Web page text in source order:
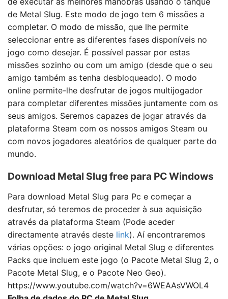
de Metal Slug. Este modo de jogo tem 6 missões a
completar. O modo de missão, que lhe permite
seleccionar entre as diferentes fases disponíveis no
jogo como desejar. É possível passar por estas
missões sozinho ou com um amigo (desde que o seu
amigo também as tenha desbloqueado). O modo
online permite-lhe desfrutar de jogos multijogador
para completar diferentes missões juntamente com os
seus amigos. Seremos capazes de jogar através da
plataforma Steam com os nossos amigos Steam ou
com novos jogadores aleatórios de qualquer parte do
mundo.
Download Metal Slug free para PC Windows
Para download Metal Slug para Pc e começar a
desfrutar, só teremos de proceder à sua aquisição
através da plataforma Steam (Pode aceder
directamente através deste link). Aí encontraremos
várias opções: o jogo original Metal Slug e diferentes
Packs que incluem este jogo (o Pacote Metal Slug 2, o
Pacote Metal Slug, e o Pacote Neo Geo).
https://www.youtube.com/watch?v=6WEAAsVWOL4